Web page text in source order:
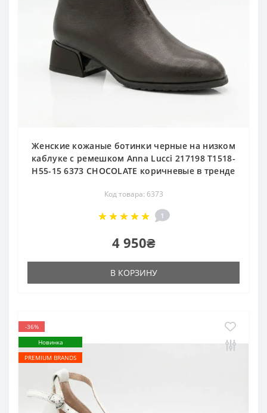
Женские кожаные ботинки черные на низком
каблуке с ремешком Anna Lucci 217198 T1518-
H55-15 6373 CHOCOLATE коричневые в тренде
Код товара: 6373
1
4 950₴
В КОРЗИНУ
-36%
Новинка
PREMIUM BRANDS